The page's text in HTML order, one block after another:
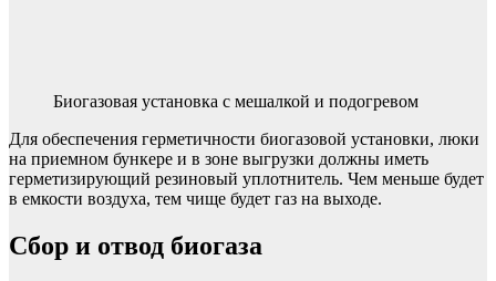
Биогазовая установка с мешалкой и подогревом
Для обеспечения герметичности биогазовой установки, люки
на приемном бункере и в зоне выгрузки должны иметь
герметизирующий резиновый уплотнитель. Чем меньше будет
в емкости воздуха, тем чище будет газ на выходе.
Сбор и отвод биогаза